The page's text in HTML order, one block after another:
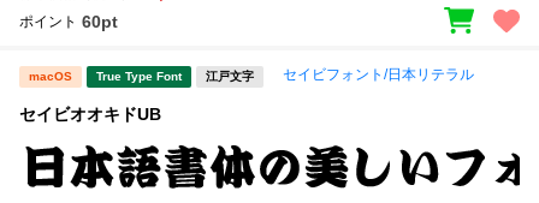
ポイント 60pt
macOS True Type Font 江戸文字 セイビフォント/日本リテラル
セイビオオキドUB